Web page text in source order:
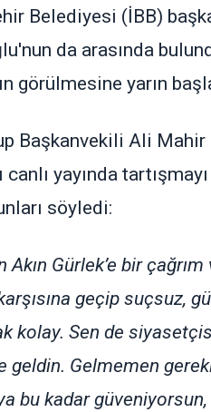
Belediyesi (İBB)
da arasında
görülmesine yarın
Başkanvekili Ali Mahir
canlı yayında
söyledi:
Akın Gürlek’e bir
geçip suçsuz,
kolay. Sen de
geldin. Gelmemen
bu kadar